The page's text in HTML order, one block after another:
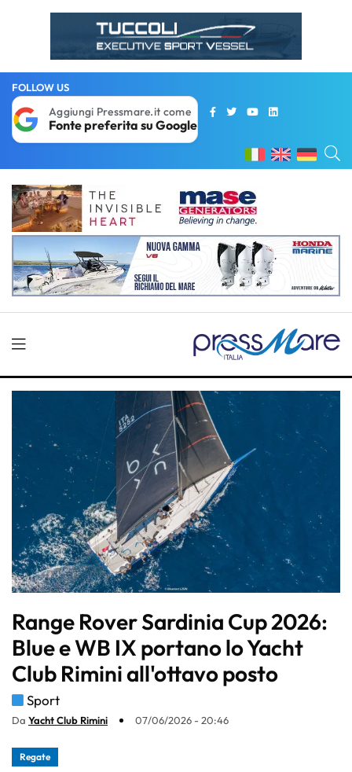
FOLLOW US
Aggiungi Pressmare.it come
Fonte preferita su Google
Range Rover Sardinia Cup 2026:
Blue e WB IX portano lo Yacht
Club Rimini all'ottavo posto
Sport
Da Yacht Club Rimini 07/06/2026 - 20:46
Regate